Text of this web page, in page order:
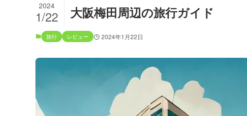
大阪梅田周辺の旅行ガイド
2024
1/22
旅行 レビュー 2024年1月22日